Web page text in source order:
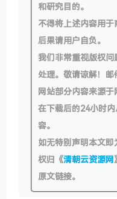
和研究目的。
不得将上述内容用
后果请用户自负。
我们非常重视版权
处理。敬请谅解！邮
网站部分内容来源
在下载后的24小时
容。
如无特别声明本文
权归《清朝云资源网
原文链接。